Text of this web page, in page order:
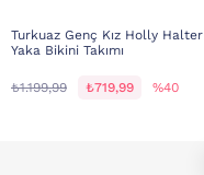
Turkuaz Genç Kız Holly Halter
Yaka Bikini Takımı
₺1.199,99 ₺719,99 %40